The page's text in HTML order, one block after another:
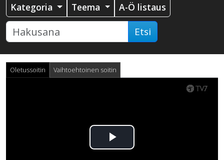
Kategoria Teema A-Ö listaus
Etsi
Oletussoitin Vaihtoehtoinen soitin
Toista